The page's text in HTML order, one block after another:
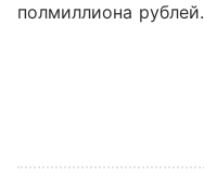
полмиллиона рублей.